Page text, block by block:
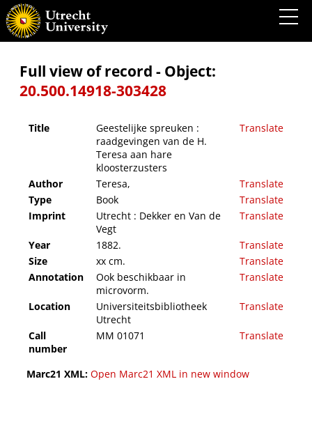
Geestelijke spreuken : raadgevingen van de H. Teresa aan hare kloosterzusters
Full view of record - Object:
20.500.14918-303428
Title
Geestelijke spreuken :
raadgevingen van de H.
Teresa aan hare
kloosterzusters
Translate
Author Teresa,
Translate
Type
Book
Translate
Imprint
Utrecht : Dekker en Van de
Vegt
Translate
Year 1882.
Translate
Size
xx cm.
Translate
Annotation
Ook beschikbaar in
microvorm.
Translate
Location
Universiteitsbibliotheek
Utrecht
Translate
Call
number
MM 01071 Translate
Marc21 XML: Open Marc21 XML in new window